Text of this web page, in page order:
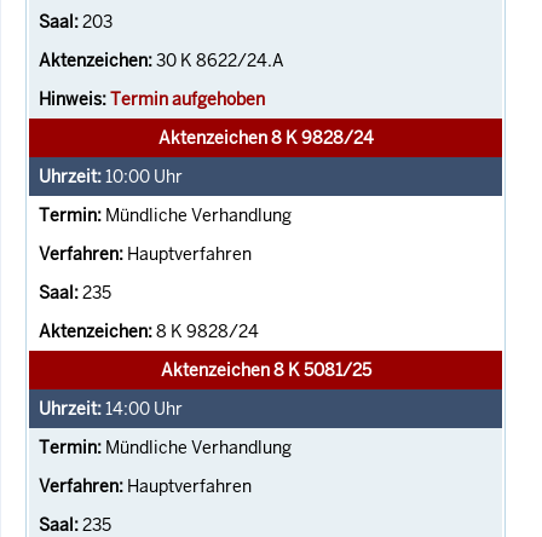
203
30 K 8622/24.A
Termin aufgehoben
Aktenzeichen 8 K 9828/24
10:00 Uhr
Mündliche Verhandlung
Hauptverfahren
235
8 K 9828/24
Aktenzeichen 8 K 5081/25
14:00 Uhr
Mündliche Verhandlung
Hauptverfahren
235